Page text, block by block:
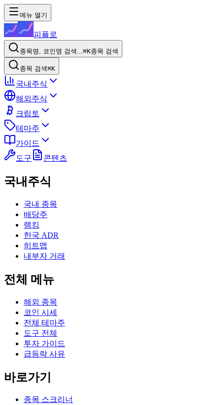
메뉴 열기
피플로
종목명, 코인명 검색...⌘K종목 검색
종목 검색⌘K
국내주식
해외주식
크립토
테마주
가이드
도구
콘텐츠
국내주식
국내 종목
배당주
랭킹
한국 ADR
히트맵
내부자 거래
전체 메뉴
해외 종목
코인 시세
전체 테마주
도구 전체
투자 가이드
급등락 사유
바로가기
종목 스크리너